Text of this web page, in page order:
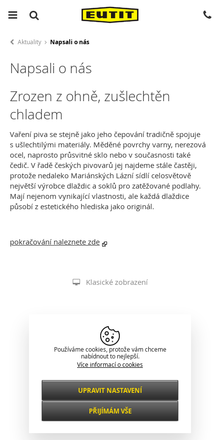
Aktuality Napsali o nás
Napsali o nás
Zrozen z ohně, zušlechtěn
chladem
Vaření piva se stejně jako jeho čepování tradičně spojuje
s ušlechtilými materiály. Měděné povrchy varny, nerezová
ocel, naprosto průsvitné sklo nebo v současnosti také
čedič. V řadě českých pivovarů jej najdeme stále častěji,
protože nedaleko Mariánských Lázní sídlí celosvětově
největší výrobce dlaždic a soklů pro zatěžované podlahy.
Mají nejenom vynikající vlastnosti, ale každá dlaždice
působí z estetického hlediska jako originál.
pokračování naleznete zde
Klasické zobrazení
Používáme cookies, protože vám chceme
nabídnout to nejlepší.
Více informací o cookies
Nezbytné
VŽDY AKTIVNÍ
Funkční a
UPRAVIT NASTAVENÍ
PŘIJÍMÁM VŠE